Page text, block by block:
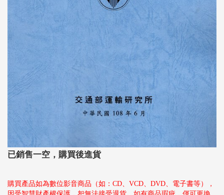
已銷售一空，購買後進貨
購買產品如為數位影音商品（如：CD、VCD、DVD、電子書等），